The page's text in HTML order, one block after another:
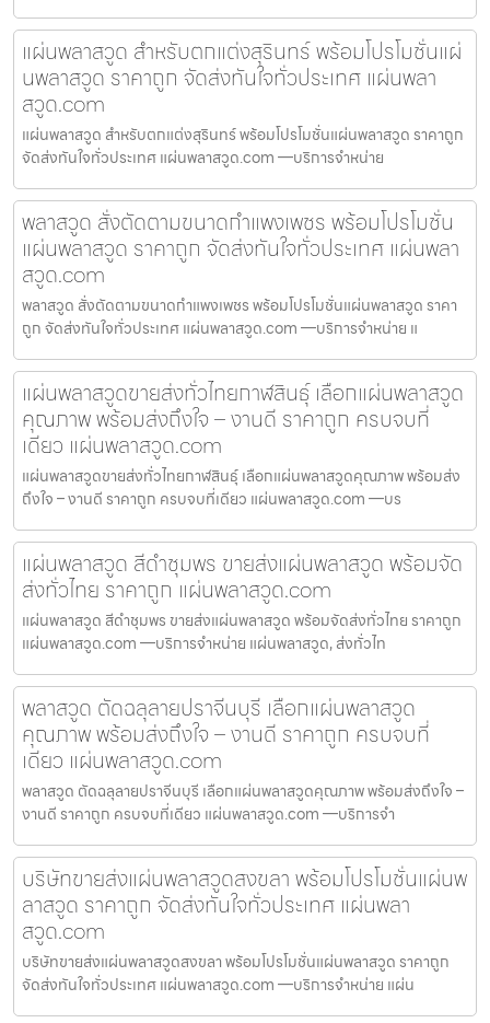
แผ่นพลาสวูด สำหรับตกแต่งสุรินทร์ พร้อมโปรโมชั่นแผ่
นพลาสวูด ราคาถูก จัดส่งทันใจทั่วประเทศ แผ่นพลา
สวูด.com
แผ่นพลาสวูด สำหรับตกแต่งสุรินทร์ พร้อมโปรโมชั่นแผ่นพลาสวูด ราคาถูก
จัดส่งทันใจทั่วประเทศ แผ่นพลาสวูด.com —บริการจำหน่าย
พลาสวูด สั่งตัดตามขนาดกำแพงเพชร พร้อมโปรโมชั่น
แผ่นพลาสวูด ราคาถูก จัดส่งทันใจทั่วประเทศ แผ่นพลา
สวูด.com
พลาสวูด สั่งตัดตามขนาดกำแพงเพชร พร้อมโปรโมชั่นแผ่นพลาสวูด ราคา
ถูก จัดส่งทันใจทั่วประเทศ แผ่นพลาสวูด.com —บริการจำหน่าย แ
แผ่นพลาสวูดขายส่งทั่วไทยกาฬสินธุ์ เลือกแผ่นพลาสวูด
คุณภาพ พร้อมส่งถึงใจ – งานดี ราคาถูก ครบจบที่
เดียว แผ่นพลาสวูด.com
แผ่นพลาสวูดขายส่งทั่วไทยกาฬสินธุ์ เลือกแผ่นพลาสวูดคุณภาพ พร้อมส่ง
ถึงใจ – งานดี ราคาถูก ครบจบที่เดียว แผ่นพลาสวูด.com —บร
แผ่นพลาสวูด สีดำชุมพร ขายส่งแผ่นพลาสวูด พร้อมจัด
ส่งทั่วไทย ราคาถูก แผ่นพลาสวูด.com
แผ่นพลาสวูด สีดำชุมพร ขายส่งแผ่นพลาสวูด พร้อมจัดส่งทั่วไทย ราคาถูก
แผ่นพลาสวูด.com —บริการจำหน่าย แผ่นพลาสวูด, ส่งทั่วไท
พลาสวูด ตัดฉลุลายปราจีนบุรี เลือกแผ่นพลาสวูด
คุณภาพ พร้อมส่งถึงใจ – งานดี ราคาถูก ครบจบที่
เดียว แผ่นพลาสวูด.com
พลาสวูด ตัดฉลุลายปราจีนบุรี เลือกแผ่นพลาสวูดคุณภาพ พร้อมส่งถึงใจ –
งานดี ราคาถูก ครบจบที่เดียว แผ่นพลาสวูด.com —บริการจำ
บริษัทขายส่งแผ่นพลาสวูดสงขลา พร้อมโปรโมชั่นแผ่นพ
ลาสวูด ราคาถูก จัดส่งทันใจทั่วประเทศ แผ่นพลา
สวูด.com
บริษัทขายส่งแผ่นพลาสวูดสงขลา พร้อมโปรโมชั่นแผ่นพลาสวูด ราคาถูก
จัดส่งทันใจทั่วประเทศ แผ่นพลาสวูด.com —บริการจำหน่าย แผ่น